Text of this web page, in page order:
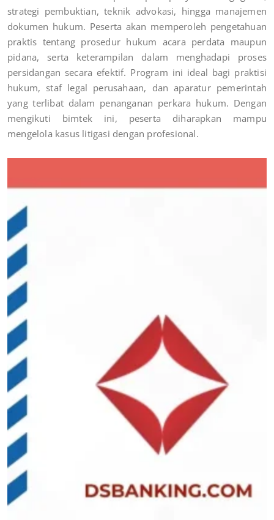
strategi pembuktian, teknik advokasi, hingga manajemen
dokumen hukum. Peserta akan memperoleh pengetahuan
praktis tentang prosedur hukum acara perdata maupun
pidana, serta keterampilan dalam menghadapi proses
persidangan secara efektif. Program ini ideal bagi praktisi
hukum, staf legal perusahaan, dan aparatur pemerintah
yang terlibat dalam penanganan perkara hukum. Dengan
mengikuti bimtek ini, peserta diharapkan mampu
mengelola kasus litigasi dengan profesional.